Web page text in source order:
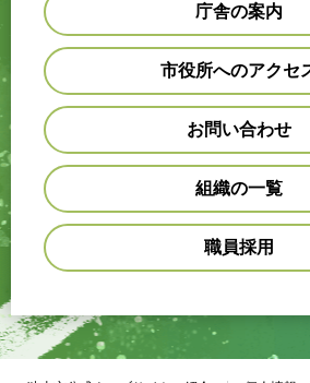
庁舎の案内
市役所へのアクセ
お問い合わせ
組織の一覧
職員採用